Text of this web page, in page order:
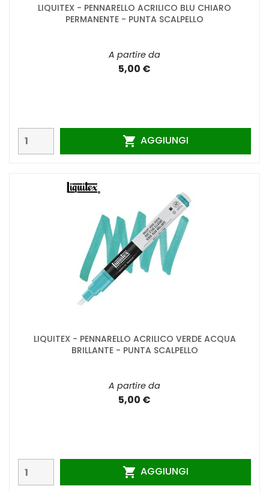
LIQUITEX - PENNARELLO ACRILICO BLU CHIARO
PERMANENTE - PUNTA SCALPELLO
A partire da
5,00 €
 AGGIUNGI
LIQUITEX - PENNARELLO ACRILICO VERDE ACQUA
BRILLANTE - PUNTA SCALPELLO
A partire da
5,00 €
 AGGIUNGI